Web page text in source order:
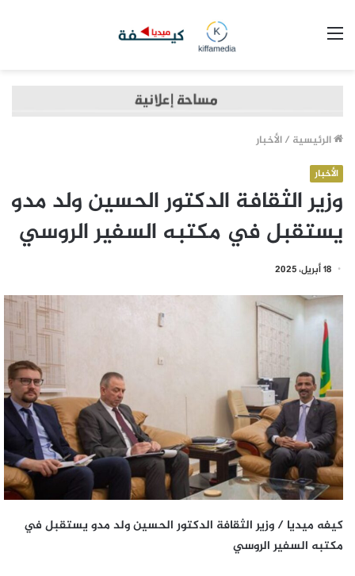
الرئيسية /الأخبار
الأخبار
وزير الثقافة الدكتور الحسين ولد مدو
يستقبل في مكتبه السفير الروسي
18 أبريل، 2025
كيفه ميديا / وزير الثقافة الدكتور الحسين ولد مدو يستقبل في
مكتبه السفير الروسي